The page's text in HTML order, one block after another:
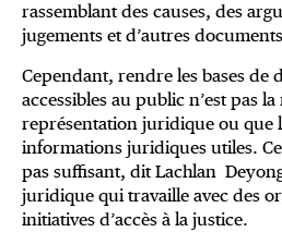
rassemblant des causes, des
jugements et d’autres
Cependant, rendre les bases de
accessibles au public n’est pas
représentation juridique ou que
informations juridiques utiles.
pas suffisant, dit Lachlan
juridique qui travaille avec des
initiatives d’accès à la justice.